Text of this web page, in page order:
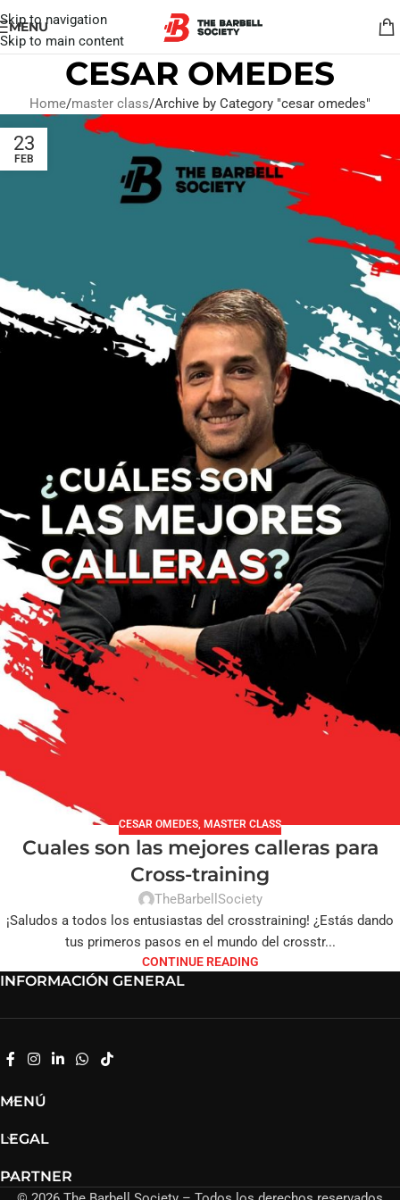
Skip to navigation
Skip to main content
MENU
CESAR OMEDES
Home master class Archive by Category "cesar omedes"
23
FEB
CESAR OMEDES, MASTER CLASS
Cuales son las mejores calleras para
Cross-training
TheBarbellSociety
¡Saludos a todos los entusiastas del crosstraining! ¿Estás dando
tus primeros pasos en el mundo del crosstr...
CONTINUE READING
INFORMACIÓN GENERAL
MENÚ
LEGAL
PARTNER